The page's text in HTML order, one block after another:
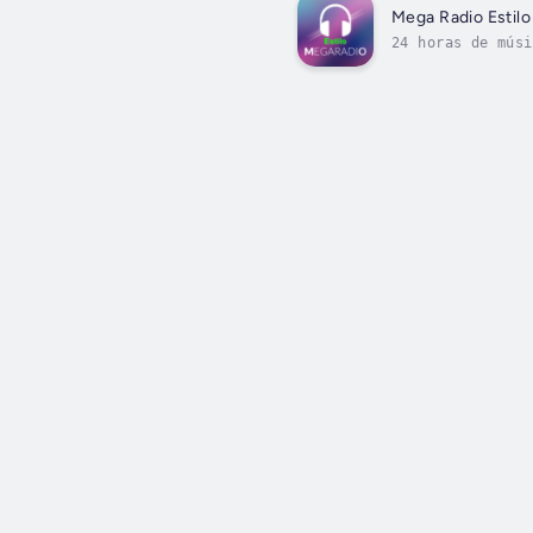
Mega Radio Estilo
24 horas de